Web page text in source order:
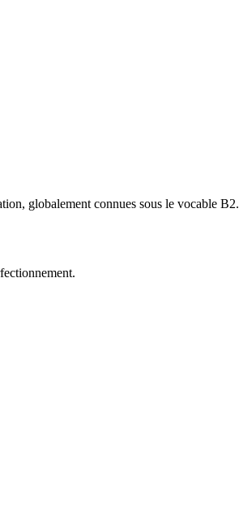
globalement connues sous le vocable B2.